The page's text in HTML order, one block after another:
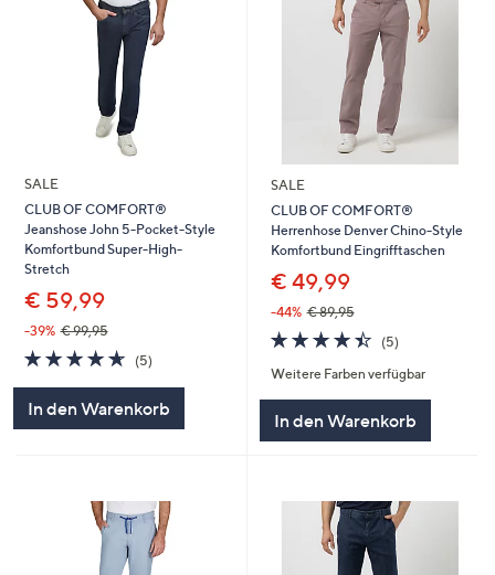
SALE
CLUB OF COMFORT®
Jeanshose John 5-Pocket-Style
Komfortbund Super-High-
Stretch
€ 59,99
-39% € 99,95
4.6
von
(5)
In den Warenkorb
SALE
CLUB OF COMFORT®
Herrenhose Denver Chino-Style
Komfortbund Eingrifftaschen
€ 49,99
-44% € 89,95
4.4
von
5
(5)
Weitere Farben verfügbar
In den Warenkorb